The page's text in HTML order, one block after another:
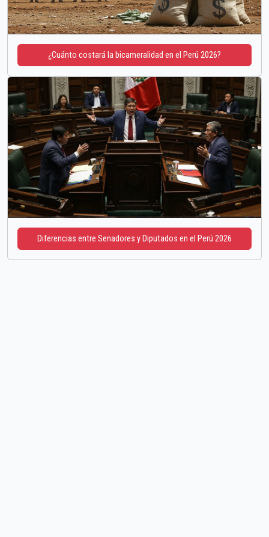
¿Cuánto costará la bicameralidad en el Perú 2026?
Diferencias entre Senadores y Diputados en el Perú 2026